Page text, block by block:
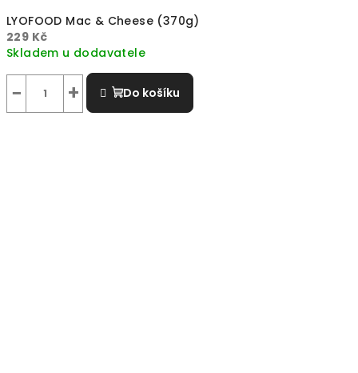
LYOFOOD Mac & Cheese (370g)
229 Kč
Skladem u dodavatele
+
− Do košíku